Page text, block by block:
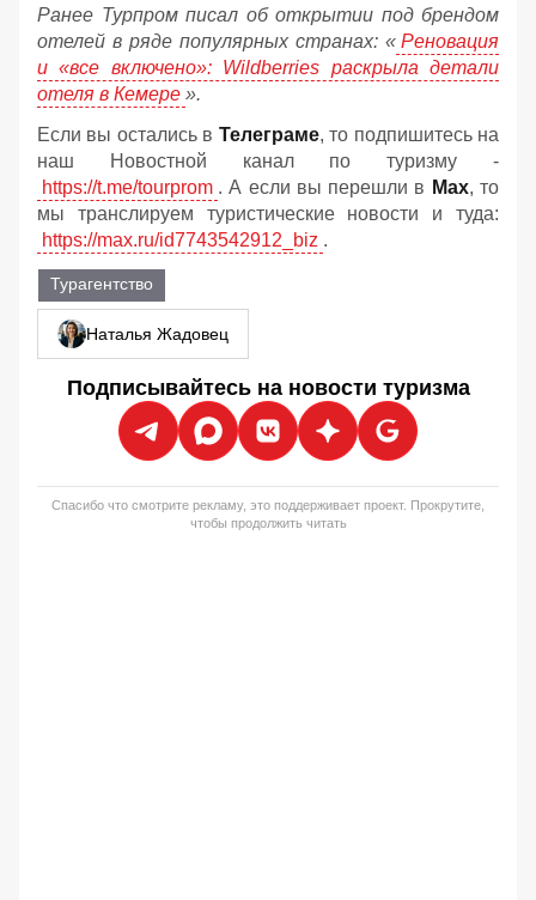
Ранее Турпром писал об открытии под брендом
отелей в ряде популярных странах: « Реновация
и «все включено»: Wildberries раскрыла детали
отеля в Кемере ».
Если вы остались в Телеграме, то подпишитесь на
наш Новостной канал по туризму -
https://t.me/tourprom . А если вы перешли в Мах, то
мы транслируем туристические новости и туда:
https://max.ru/id7743542912_biz .
Турагентство
Наталья Жадовец
Подписывайтесь на новости туризма
Спасибо что смотрите рекламу, это поддерживает проект. Прокрутите,
чтобы продолжить читать